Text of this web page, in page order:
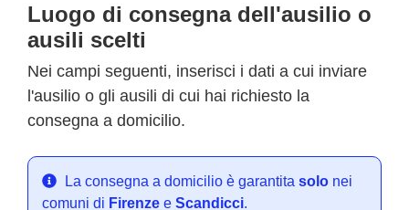
Luogo di consegna dell'ausilio o
ausili scelti
Nei campi seguenti, inserisci i dati a cui inviare
l'ausilio o gli ausili di cui hai richiesto la
consegna a domicilio.
La consegna a domicilio è garantita solo nei
comuni di Firenze e Scandicci.